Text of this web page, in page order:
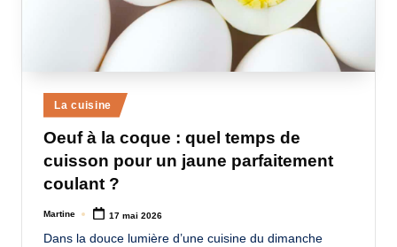
Posted
in
La cuisine
Oeuf à la coque : quel temps de
cuisson pour un jaune parfaitement
coulant ?
Posted
Martine 17 mai 2026
Dans la douce lumière d’une cuisine du dimanche